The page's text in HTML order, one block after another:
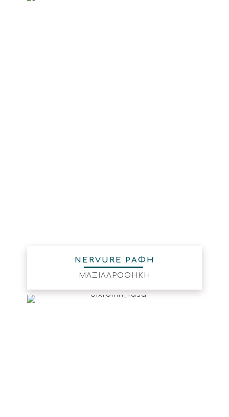
NERVURE ΡΑΦΗ
ΜΑΞΙΛΑΡΟΘΗΚΗ